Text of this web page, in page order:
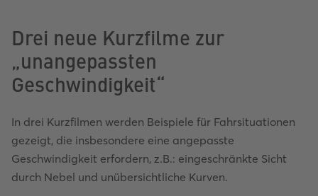
Drei neue Kurzfilme zur
„unangepassten
Geschwindigkeit“
In drei Kurzfilmen werden Beispiele für Fahrsituationen
gezeigt, die insbesondere eine angepasste
Geschwindigkeit erfordern, z.B.: eingeschränkte Sicht
durch Nebel und unübersichtliche Kurven.